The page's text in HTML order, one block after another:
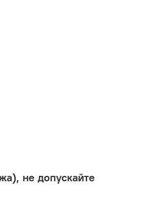
не допускайте